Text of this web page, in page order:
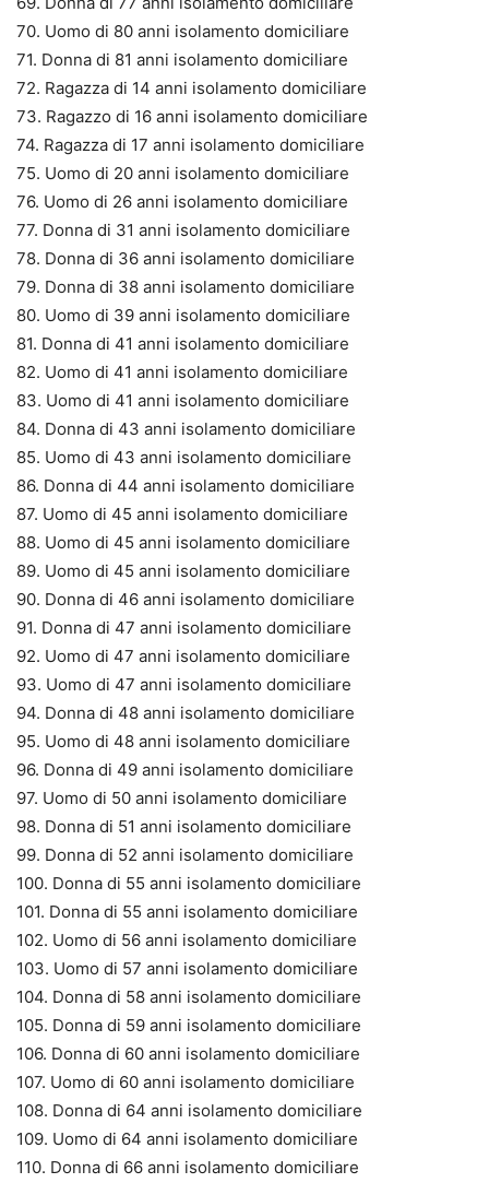
70. Uomo di 80 anni isolamento domiciliare
71. Donna di 81 anni isolamento domiciliare
72. Ragazza di 14 anni isolamento domiciliare
73. Ragazzo di 16 anni isolamento domiciliare
74. Ragazza di 17 anni isolamento domiciliare
75. Uomo di 20 anni isolamento domiciliare
76. Uomo di 26 anni isolamento domiciliare
77. Donna di 31 anni isolamento domiciliare
78. Donna di 36 anni isolamento domiciliare
79. Donna di 38 anni isolamento domiciliare
80. Uomo di 39 anni isolamento domiciliare
81. Donna di 41 anni isolamento domiciliare
82. Uomo di 41 anni isolamento domiciliare
83. Uomo di 41 anni isolamento domiciliare
84. Donna di 43 anni isolamento domiciliare
85. Uomo di 43 anni isolamento domiciliare
86. Donna di 44 anni isolamento domiciliare
87. Uomo di 45 anni isolamento domiciliare
88. Uomo di 45 anni isolamento domiciliare
89. Uomo di 45 anni isolamento domiciliare
90. Donna di 46 anni isolamento domiciliare
91. Donna di 47 anni isolamento domiciliare
92. Uomo di 47 anni isolamento domiciliare
93. Uomo di 47 anni isolamento domiciliare
94. Donna di 48 anni isolamento domiciliare
95. Uomo di 48 anni isolamento domiciliare
96. Donna di 49 anni isolamento domiciliare
97. Uomo di 50 anni isolamento domiciliare
98. Donna di 51 anni isolamento domiciliare
99. Donna di 52 anni isolamento domiciliare
100. Donna di 55 anni isolamento domiciliare
101. Donna di 55 anni isolamento domiciliare
102. Uomo di 56 anni isolamento domiciliare
103. Uomo di 57 anni isolamento domiciliare
104. Donna di 58 anni isolamento domiciliare
105. Donna di 59 anni isolamento domiciliare
106. Donna di 60 anni isolamento domiciliare
107. Uomo di 60 anni isolamento domiciliare
108. Donna di 64 anni isolamento domiciliare
109. Uomo di 64 anni isolamento domiciliare
110. Donna di 66 anni isolamento domiciliare